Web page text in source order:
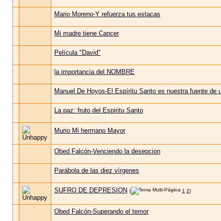
Mario Moreno-Y refuerza tus estacas
Mi madre tiene Cancer
Película "David"
la importancia del NOMBRE
Manuel De Hoyos-El Espíritu Santo es nuestra fuente de
La paz: fruto del Espiritu Santo
Murio Mi hermano Mayor
Obed Falcón-Venciendo la desepcion
Parábola de las diez vírgenes
SUFRO DE DEPRESION ( 1 2)
Obed Falcón-Superando el temor